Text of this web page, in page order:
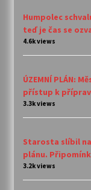
Humpolec
teď je čas se
4.6k views
ÚZEMNÍ PLÁN:
přístup k
3.3k views
Starosta slíbil
plánu.
3.2k views